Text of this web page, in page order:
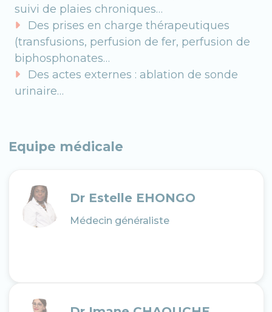
suivi de plaies chroniques…
Des prises en charge thérapeutiques
(transfusions, perfusion de fer, perfusion de
biphosphonates…
Des actes externes : ablation de sonde
urinaire…
Equipe médicale
Dr Estelle EHONGO
Médecin généraliste